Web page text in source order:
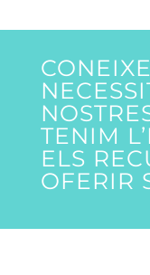
TENIM
ELS
OFERIR